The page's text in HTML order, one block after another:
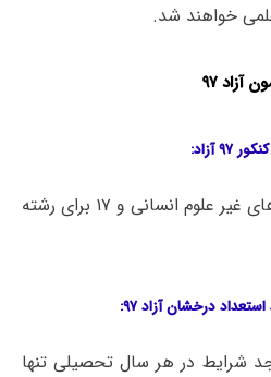
خواهند شد.
آزاد ۹۷
آزاد:
حداقل معدل ۱۶ برای رشته های غیر علوم انسانی و ۱۷ برای رشته
شرایط در هر سال تحصیلی تنها